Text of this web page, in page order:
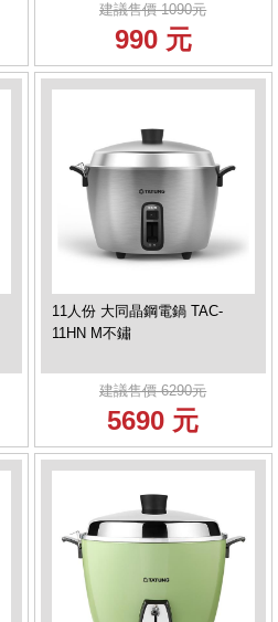
建議售價 1090元
990 元
11人份 大同晶鋼電鍋 TAC-
11HN M不鏽
建議售價 6290元
5690 元